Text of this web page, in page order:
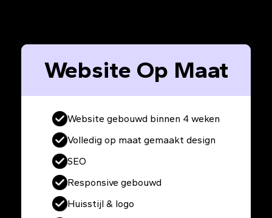
Website Op Maat
Website gebouwd binnen 4 weken
Volledig op maat gemaakt design
SEO
Responsive gebouwd
Huisstijl & logo